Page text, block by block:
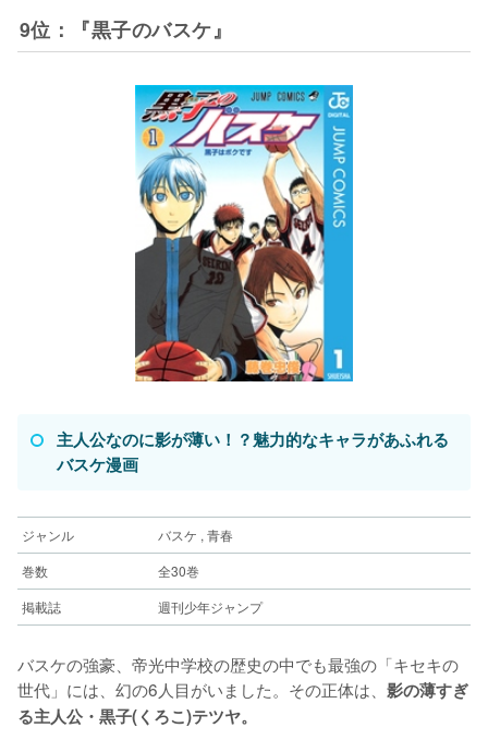
9位：『黒子のバスケ』
主人公なのに影が薄い！？魅力的なキャラがあふれる
バスケ漫画
ジャンル
バスケ , 青春
巻数
全30巻
掲載誌
週刊少年ジャンプ
バスケの強豪、帝光中学校の歴史の中でも最強の「キセキの
世代」には、幻の6人目がいました。その正体は、 影の薄すぎ
る主人公・黒子(くろこ)テツヤ。